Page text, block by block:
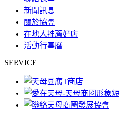
新聞訊息
關於協會
在地人推薦好店
活動行事曆
SERVICE